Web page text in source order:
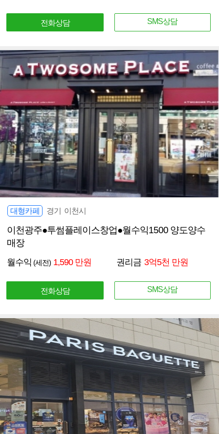
전화상담 SMS상담
대형카페 경기 이천시
이천광주●투썸플레이스창업●월수익1500 양도양수
매장
월수익 (세전) 1,590 만원 권리금 3억5천 만원
전화상담 SMS상담